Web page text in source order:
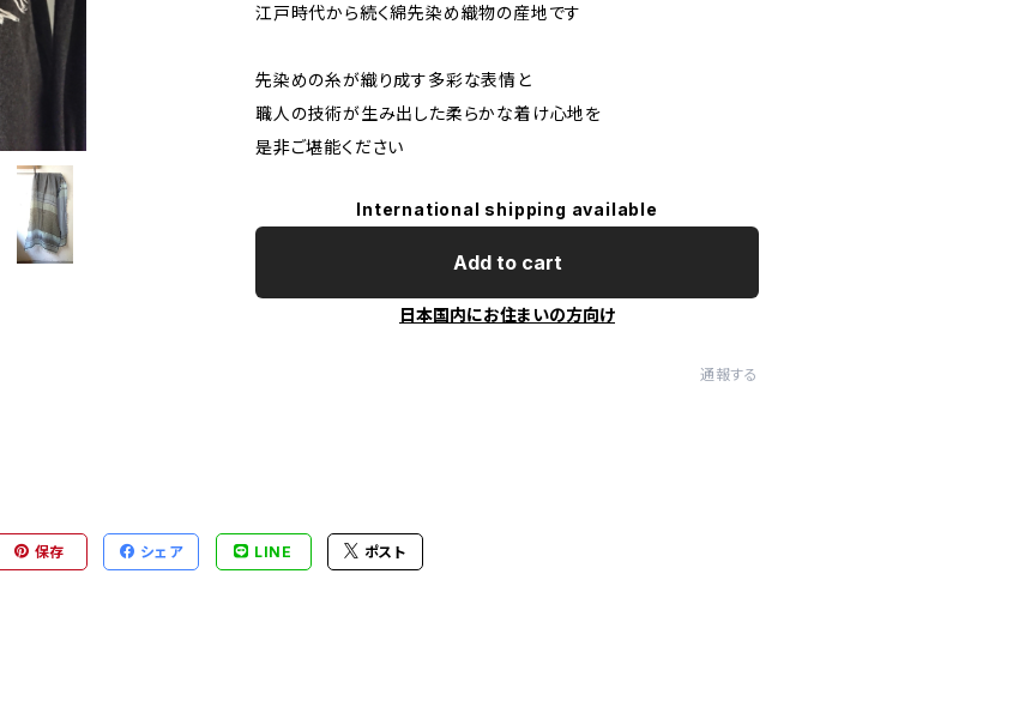
江戸時代から続く綿先染め織物の産地です
先染めの糸が織り成す多彩な表情と
職人の技術が生み出した柔らかな着け心地を
是非ご堪能ください
International shipping available
Add to cart
日本国内にお住まいの方向け
通報する
保存 シェア LINE ポスト